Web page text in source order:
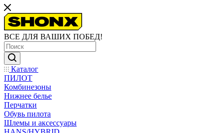
ВСЕ ДЛЯ ВАШИХ ПОБЕД!
Каталог
ПИЛОТ
Комбинезоны
Нижнее белье
Перчатки
Обувь пилота
Шлемы и аксессуары